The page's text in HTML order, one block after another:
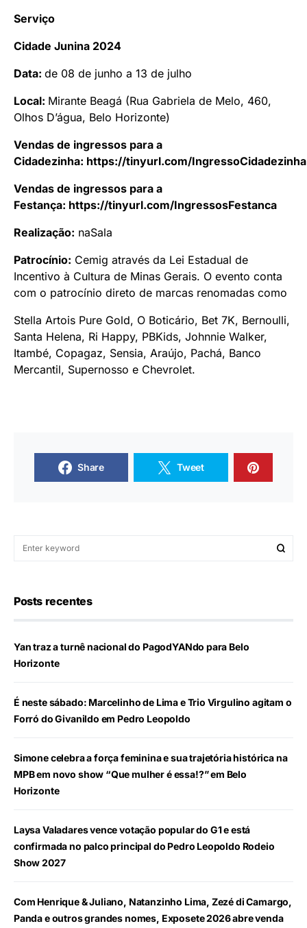
Serviço
Cidade Junina 2024
Data: de 08 de junho a 13 de julho
Local: Mirante Beagá (Rua Gabriela de Melo, 460,
Olhos D’água, Belo Horizonte)
Vendas de ingressos para a
Cidadezinha: https://tinyurl.com/IngressoCidadezinha
Vendas de ingressos para a
Festança: https://tinyurl.com/IngressosFestanca
Realização: naSala
Patrocínio: Cemig através da Lei Estadual de
Incentivo à Cultura de Minas Gerais. O evento conta
com o patrocínio direto de marcas renomadas como
Stella Artois Pure Gold, O Boticário, Bet 7K, Bernoulli,
Santa Helena, Ri Happy, PBKids, Johnnie Walker,
Itambé, Copagaz, Sensia, Araújo, Pachá, Banco
Mercantil, Supernosso e Chevrolet.
Share Tweet
Posts recentes
Yan traz a turnê nacional do PagodYANdo para Belo
Horizonte
É neste sábado: Marcelinho de Lima e Trio Virgulino agitam o
Forró do Givanildo em Pedro Leopoldo
Simone celebra a força feminina e sua trajetória histórica na
MPB em novo show “Que mulher é essa!?” em Belo
Horizonte
Laysa Valadares vence votação popular do G1 e está
confirmada no palco principal do Pedro Leopoldo Rodeio
Show 2027
Com Henrique & Juliano, Natanzinho Lima, Zezé di Camargo,
Panda e outros grandes nomes, Exposete 2026 abre venda